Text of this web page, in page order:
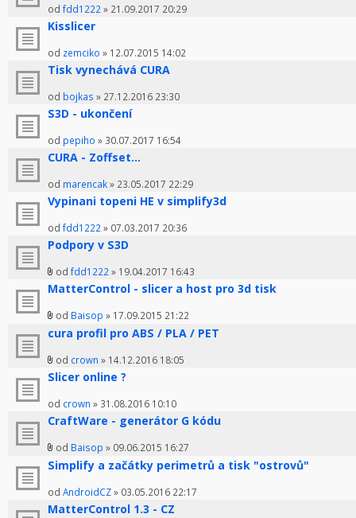
od fdd1222» 21.09.2017 20:29
Kisslicer
od zemciko » 12.07.2015 14:02
Tisk vynechává CURA
od bojkas » 27.12.2016 23:30
S3D - ukončení
od pepiho » 30.07.2017 16:54
CURA - Zoffset...
od marencak» 23.05.2017 22:29
Vypinani topeni HE v simplify3d
od fdd1222» 07.03.2017 20:36
Podpory v S3D
od fdd1222» 19.04.2017 16:43
MatterControl - slicer a host pro 3d tisk
od Baisop » 17.09.2015 21:22
cura profil pro ABS / PLA / PET
od crown » 14.12.2016 18:05
Slicer online ?
od crown » 31.08.2016 10:10
CraftWare - generátor G kódu
od Baisop » 09.06.2015 16:27
Simplify a začátky perimetrů a tisk "ostrovů"
od AndroidCZ» 03.05.2016 22:17
MatterControl 1.3 - CZ